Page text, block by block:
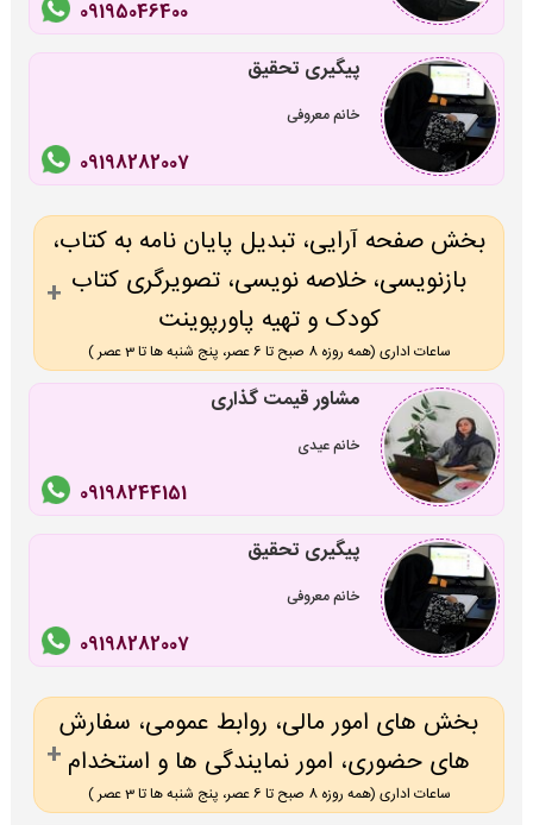
09195046400
پیگیری تحقیق
خانم معروفی
09198282007
بخش صفحه آرایی، تبدیل پایان نامه به کتاب،
بازنویسی، خلاصه نویسی، تصویرگری کتاب
کودک و تهیه پاورپوینت
ساعات اداری (همه روزه 8 صبح تا 6 عصر، پنج شنبه ها تا 3 عصر )
مشاور قیمت گذاری
خانم عیدی
09198244151
پیگیری تحقیق
خانم معروفی
09198282007
بخش های امور مالی، روابط عمومی، سفارش
های حضوری، امور نمایندگی ها و استخدام
ساعات اداری (همه روزه 8 صبح تا 6 عصر، پنج شنبه ها تا 3 عصر )